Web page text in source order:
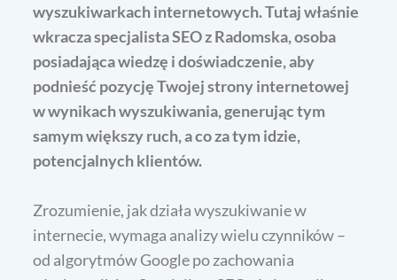
wyszukiwarkach internetowych. Tutaj właśnie
wkracza specjalista SEO z Radomska, osoba
posiadająca wiedzę i doświadczenie, aby
podnieść pozycję Twojej strony internetowej
w wynikach wyszukiwania, generując tym
samym większy ruch, a co za tym idzie,
potencjalnych klientów.
Zrozumienie, jak działa wyszukiwanie w
internecie, wymaga analizy wielu czynników –
od algorytmów Google po zachowania